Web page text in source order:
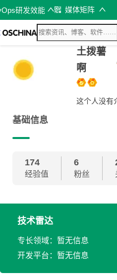
研发效能 媒体矩阵
土拨薯
啊
这个人没有
基础信息
174
经验值
6
粉丝
技术雷达
专长领域：暂无信息
开发平台：暂无信息